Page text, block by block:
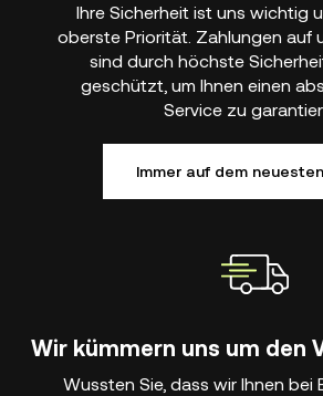
Ihre Sicherheit ist uns wichtig
oberste Priorität. Zahlungen auf
sind durch höchste
geschützt, um Ihnen einen
Service zu
Immer auf dem
Wir kümmern uns um den
Wussten Sie, dass wir Ihnen bei